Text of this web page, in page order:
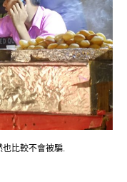
比較不會被騙.